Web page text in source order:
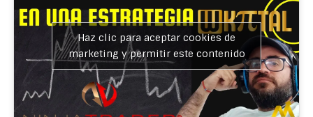
Haz clic para aceptar cookies de
marketing y permitir este contenido